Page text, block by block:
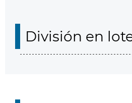
División en